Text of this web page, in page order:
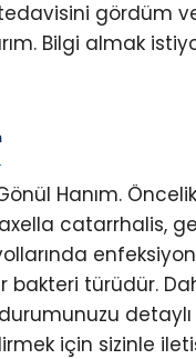
gördüm
Bilgi almak
Hanım.
catarrhalis,
bakteri türüdür.
detaylı
için sizinle